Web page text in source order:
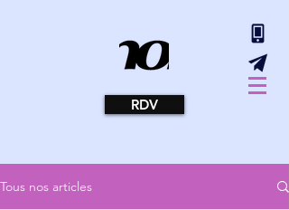
RDV
Tous nos articles